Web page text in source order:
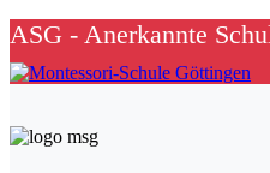
ASG - Anerkannte